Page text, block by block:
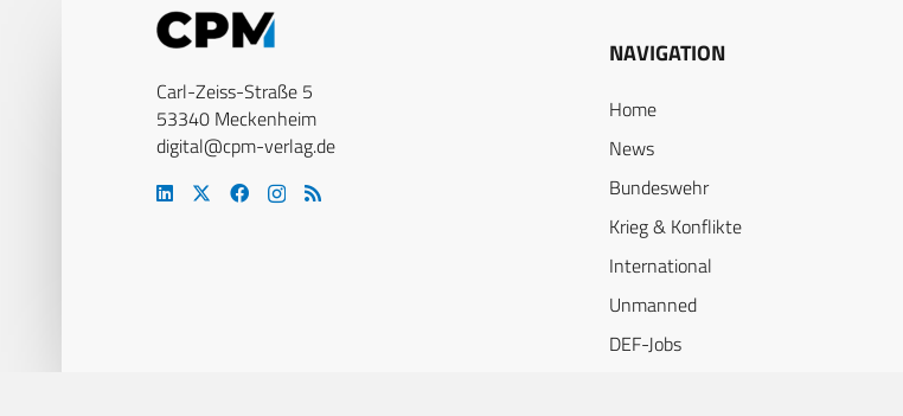
Carl-Zeiss-Straße 5
53340 Meckenheim
digital@cpm-verlag.de
NAVIGATION
Home
News
Bundeswehr
Krieg & Konflikte
International
Unmanned
DEF-Jobs